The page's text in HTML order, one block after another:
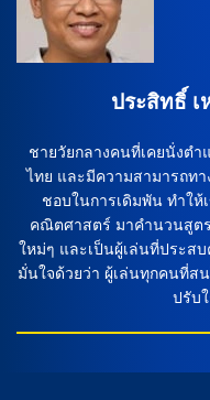
ประสิทธิ์
ชายวัยกลางคนที่เคยนั่งต
ไทย และมีความสามารถท
ชอบในการเดิมพัน ทำให้
คณิตศาสตร์ มาคำนวนสูต
ใหม่ๆ และเป็นผู้เล่นที่ประส
มั่นใจด้วยว่า ผู้เล่นทุกคนที่ส
ปรับ